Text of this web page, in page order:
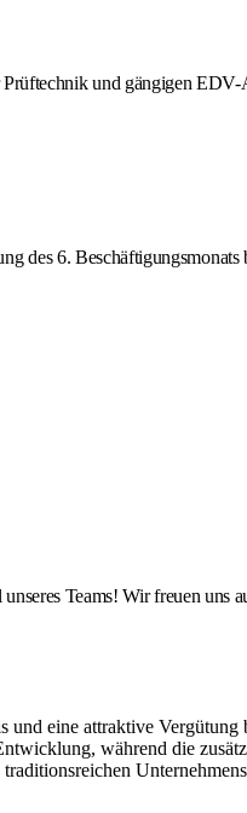
und gängigen
des 6. Beschäftigungsmonats
Teams! Wir freuen
eine attraktive
während die